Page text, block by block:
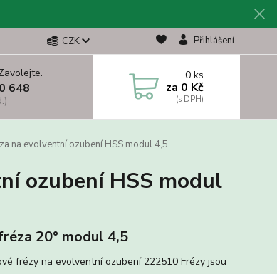
CZK Přihlášení
648
0ks
za 0 Kč
na evolventní ozubení HSS modul 4,5
ozubení HSS modul
20° modul 4,5
frézy na evolventní ozubení 222510 Frézy jsou